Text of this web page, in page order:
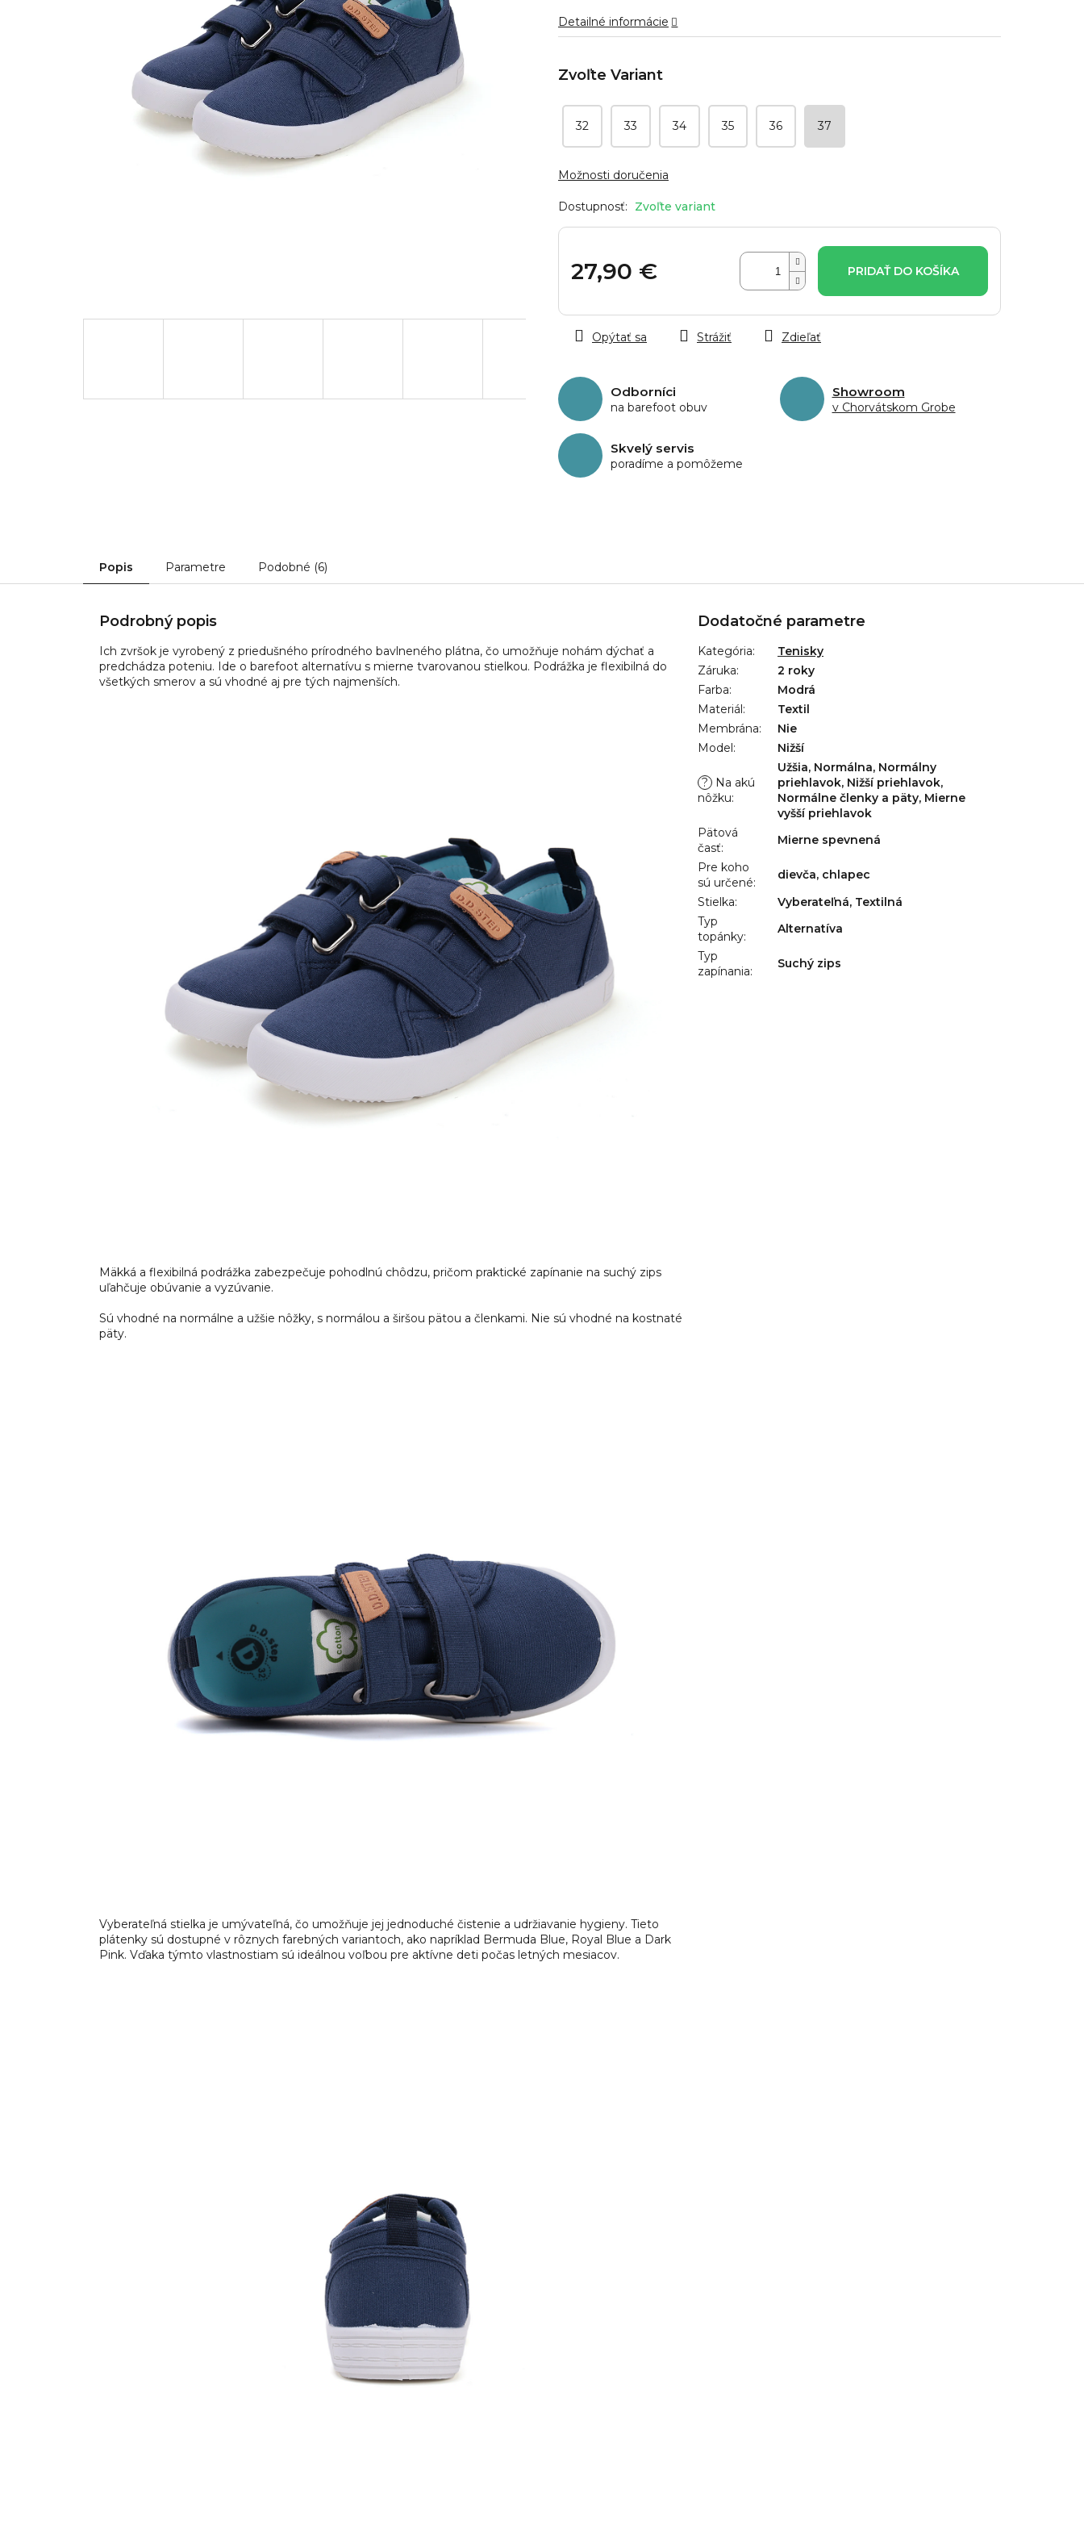
Zvoľte variant
32 33 34 35 36 37
Možnosti doručenia
27,90 €
cena:
PRIDAŤ DO KOŠÍKA
Odborníci
na barefoot obuv
Showroom
v Chorvátskom Grobe
Skvelý servis
poradíme a pomôžeme
Detailné informácie
Opýtať sa Strážiť Zdieľať
Popis Parametre Podobné (6)
Podrobný popis
Ich zvršok je vyrobený z priedušného prírodného bavlneného plátna, čo umožňuje nohám dýchať a
predchádza poteniu. Ide o barefoot alternatívu s mierne tvarovanou stielkou. Podrážka je flexibilná do
všetkých smerov a sú vhodné aj pre tých najmenších.
Mäkká a flexibilná podrážka zabezpečuje pohodlnú chôdzu, pričom praktické zapínanie na suchý zips
uľahčuje obúvanie a vyzúvanie.
Sú vhodné na normálne a užšie nôžky, s normálou a širšou pätou a členkami. Nie sú vhodné na kostnaté
päty.
Vyberateľná stielka je umývateľná, čo umožňuje jej jednoduché čistenie a udržiavanie hygieny. Tieto
plátenky sú dostupné v rôznych farebných variantoch, ako napríklad Bermuda Blue, Royal Blue a Dark
Pink. Vďaka týmto vlastnostiam sú ideálnou voľbou pre aktívne deti počas letných mesiacov.
Dodatočné parametre
Kategória:
Tenisky
Záruka:
2 roky
Farba:
Modrá
Materiál :
Textil
Membrána:
Nie
Model : Nižší
?
Na akú
nôžku:
Užšia, Normálna, Normálny
priehlavok, Nižší priehlavok,
Normálne členky a päty, Mierne
vyšší priehlavok
Pätová
časť:
Mierne spevnená
Pre koho
sú určené:
dievča, chlapec
Stielka:
Vyberateľná, Textilná
Typ
topánky:
Alternatíva
Typ
zapínania:
Suchý zips